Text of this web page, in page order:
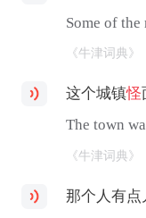
Some of the
《牛津词典》
这个城镇怪
The town
《牛津词典》
那个人有点